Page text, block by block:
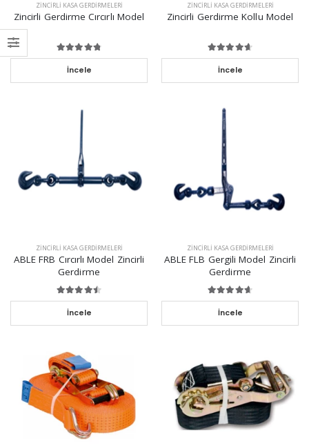
ZINCIRLI KASA GERDIRMELERI
Zincirli Gerdirme Cırcırlı Model
İncele
ZINCIRLI KASA GERDIRMELERI
Zincirli Gerdirme Kollu Model
İncele
ZINCIRLI KASA GERDIRMELERI
ABLE FRB Cırcırlı Model Zincirli
Gerdirme
İncele
ZINCIRLI KASA GERDIRMELERI
ABLE FLB Gergili Model Zincirli
Gerdirme
İncele